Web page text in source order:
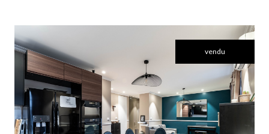
vendu
voir le bien